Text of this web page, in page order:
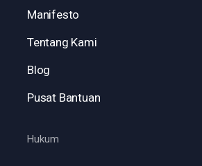
Manifesto
Tentang Kami
Blog
Pusat Bantuan
Hukum